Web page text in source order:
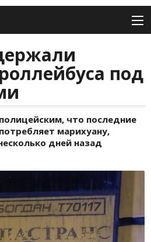
под
что последние
марихуану,
дней назад